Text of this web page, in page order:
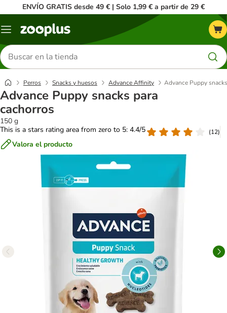
ENVÍO GRATIS desde 49 € | Solo 1,99 € a partir de 29 €
Menú
Buscar
productos
Perros Snacks y huesos Advance Affinity Advance Puppy
Advance Puppy snacks para
cachorros
150 g
This is a stars rating area from zero to 5: 4.4/5
(12)
Valora el producto